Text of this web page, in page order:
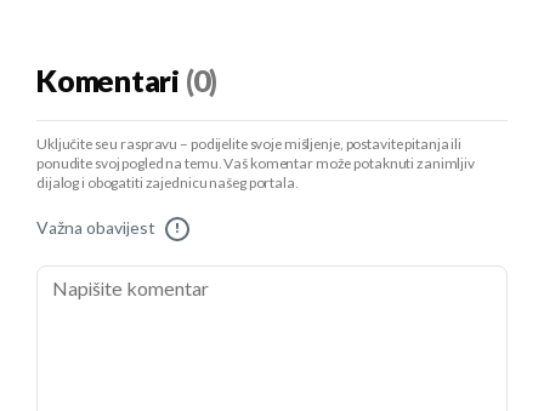
Komentari (0)
Uključite se u raspravu – podijelite svoje mišljenje, postavite pitanja ili
ponudite svoj pogled na temu. Vaš komentar može potaknuti zanimljiv
dijalog i obogatiti zajednicu našeg portala.
Važna obavijest !